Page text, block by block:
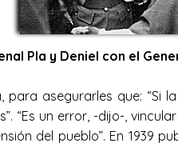
Pla y Deniel con el
asegurarles que: “Si
“Es un error, -dijo-,
del pueblo”. En 1939